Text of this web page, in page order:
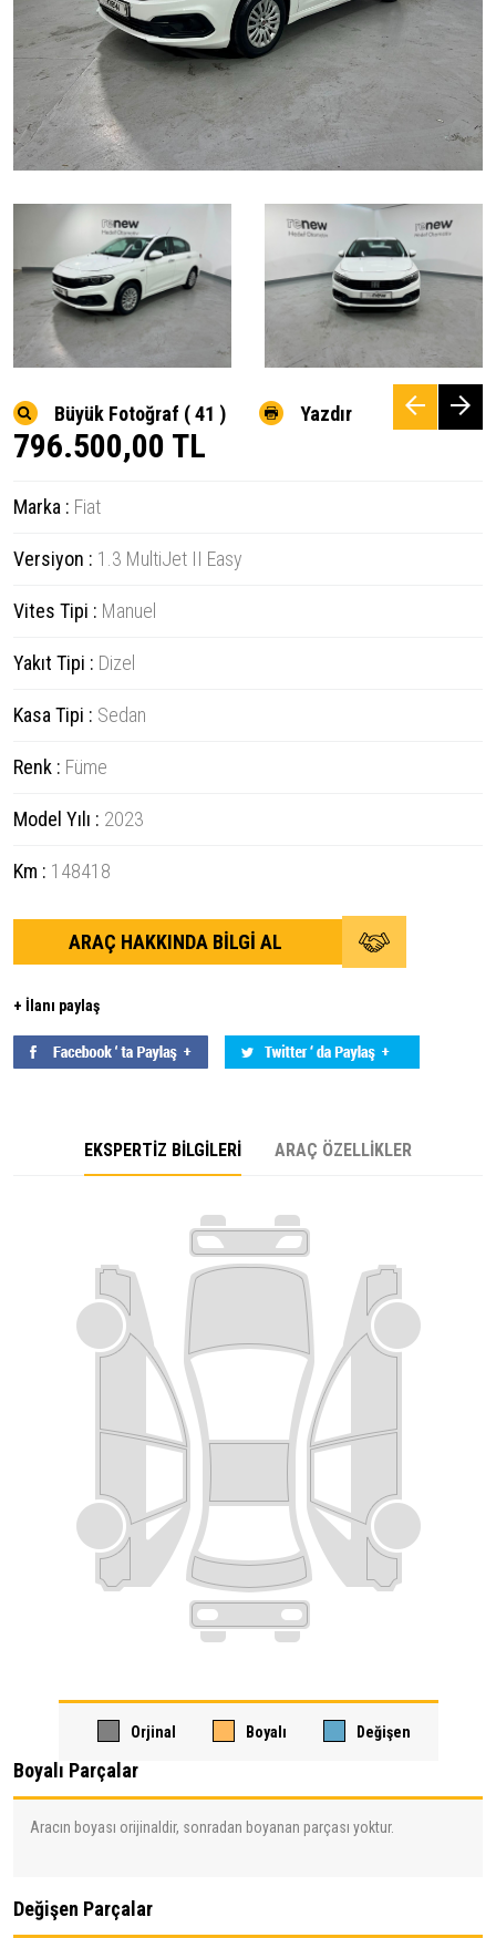
Büyük Fotoğraf ( 41 ) Yazdır
796.500,00 TL
Marka : Fiat
Versiyon : 1.3 MultiJet II Easy
Vites Tipi : Manuel
Yakıt Tipi : Dizel
Kasa Tipi : Sedan
Renk : Füme
Model Yılı : 2023
Km : 148418
ARAÇ HAKKINDA BİLGİ AL
+ İlanı paylaş
EKSPERTİZ BİLGİLERİ ARAÇ ÖZELLİKLER
Orjinal Boyalı Değişen
Boyalı Parçalar
Aracın boyası orijinaldir, sonradan boyanan parçası yoktur.
Değişen Parçalar